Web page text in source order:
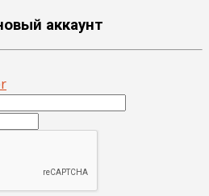
аккаунт